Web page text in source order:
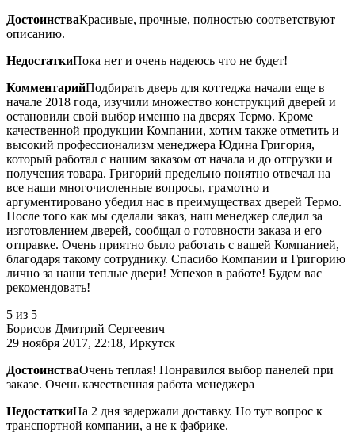
ДостоинстваКрасивые, прочные, полностью соответствуют
описанию.
НедостаткиПока нет и очень надеюсь что не будет!
КомментарийПодбирать дверь для коттеджа начали еще в
начале 2018 года, изучили множество конструкций дверей и
остановили свой выбор именно на дверях Термо. Кроме
качественной продукции Компании, хотим также отметить и
высокий профессионализм менеджера Юдина Григория,
который работал с нашим заказом от начала и до отгрузки и
получения товара. Григорий предельно понятно отвечал на
все наши многочисленные вопросы, грамотно и
аргументировано убедил нас в преимуществах дверей Термо.
После того как мы сделали заказ, наш менеджер следил за
изготовлением дверей, сообщал о готовности заказа и его
отправке. Очень приятно было работать с вашей Компанией,
благодаря такому сотруднику. Спасибо Компании и Григорию
лично за наши теплые двери! Успехов в работе! Будем вас
рекомендовать!
5 из 5
Борисов Дмитрий Сергеевич
29 ноября 2017, 22:18, Иркутск
ДостоинстваОчень теплая! Понравился выбор панелей при
заказе. Очень качественная работа менеджера
НедостаткиНа 2 дня задержали доставку. Но тут вопрос к
транспортной компании, а не к фабрике.